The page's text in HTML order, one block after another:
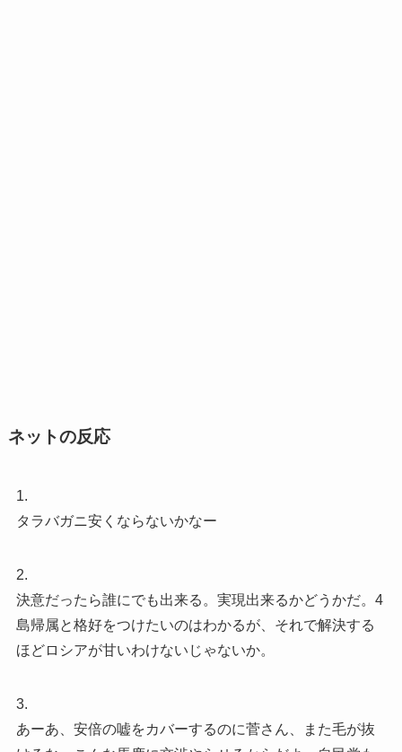
ネットの反応
1.
タラバガニ安くならないかなー
2.
決意だったら誰にでも出来る。実現出来るかどうかだ。4
島帰属と格好をつけたいのはわかるが、それで解決する
ほどロシアが甘いわけないじゃないか。
3.
あーあ、安倍の嘘をカバーするのに菅さん、また毛が抜